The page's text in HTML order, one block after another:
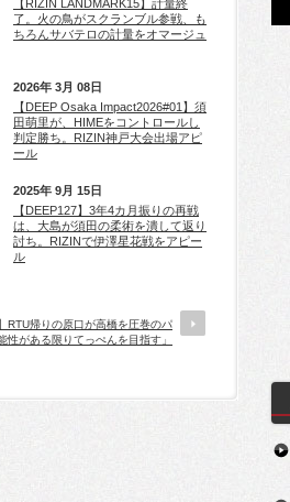
【RIZIN LANDMARK15】計量終
了。火の鳥がスクランブル参戦、も
ちろんサバテロの計量をオマージュ
2026年 3月 08日
【DEEP Osaka Impact2026#01】須
田萌里が、HIMEをコントロールし
判定勝ち。RIZIN神戸大会出場アピ
ール
2025年 9月 15日
【DEEP127】3年4カ月振りの再戦
は、大島が須田の柔術を潰して返り
討ち。RIZINで伊澤星花戦をアピー
ル
RTU帰りの原口が高橋を圧巻のパ
性がある限りてっぺんを目指す」